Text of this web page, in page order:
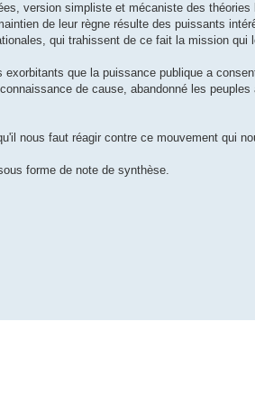
version simpliste et mécaniste des
de leur règne résulte des puissants
qui trahissent de ce fait la mission qui
que la puissance publique a
de cause, abandonné les
nous faut réagir contre ce mouvement qui
forme de note de synthèse.